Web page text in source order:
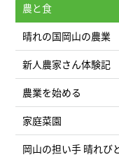
農と食
晴れの国岡山の農業
新人農家さん体験記
農業を始める
家庭菜園
岡山の担い手 晴れび